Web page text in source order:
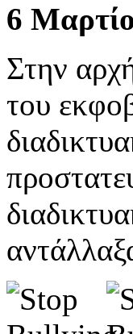
6
Στην
του